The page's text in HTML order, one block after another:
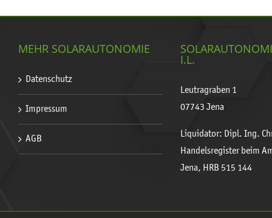
MEHR SOLARAUTONOMIE
Datenschutz
Impressum
AGB
I.L.
Leutragraben 1
07743 Jena
Liquidator: Dipl. Ing.
Handelsregister beim
Jena, HRB 515 144